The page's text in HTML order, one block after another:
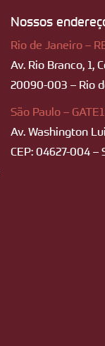
Nossos
Rio de Janeiro –
Av. Rio Branco, 1,
20090-003 – Rio
São Paulo – GATE1
Av. Washington
CEP: 04627-004 –